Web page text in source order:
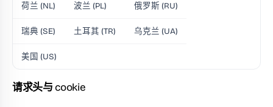
荷兰 (NL) 波兰 (PL) 俄罗斯 (RU)
瑞典 (SE) 土耳其 (TR) 乌克兰 (UA)
美国 (US)
请求头与 cookie